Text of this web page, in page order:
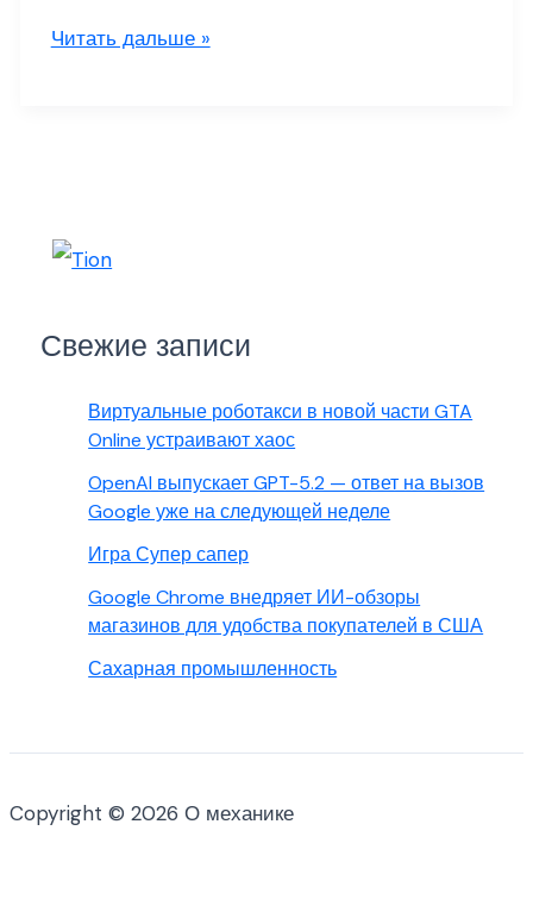
Агроэкология
Читать дальше »
Свежие записи
Виртуальные роботакси в новой части GTA
Online устраивают хаос
OpenAI выпускает GPT-5.2 — ответ на вызов
Google уже на следующей неделе
Игра Супер сапер
Google Chrome внедряет ИИ-обзоры
магазинов для удобства покупателей в США
Сахарная промышленность
Copyright © 2026 О механике